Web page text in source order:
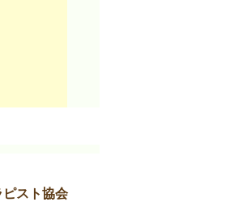
スト協会